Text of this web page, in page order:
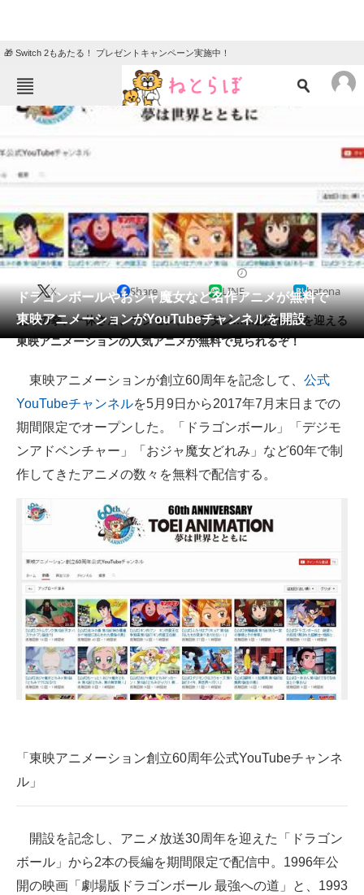
🎁 Switch 2もあたる！ プレゼントキャンペーン実施中！
ねとらぼメニュー
住まい 教育・育児
動物 リサーチ
会員記事
メディア
ITの今と未来を見通す
スマホと通信の最新トレンド
進化するPCとデバイスの未来
好きが集まる 比べて選べる
ビジネスと働き方のヒント
AI活用のいまが分かる
企業ITのトレンドを詳説
経営リーダーのコミュニティ
マーケ×ITの今がよく分かる
モノづくり技術者専門サイト
エレクトロニクス専門サイト
ドラゴンボールやおジャ魔女など名作アニメが無料で
東映アニメーションがYouTubeチャンネルを開設
X Share LINE hatena
北斗の拳、一休さん、デジモン、スラダン……創立60年を迎える
東映アニメーションの人気アニメが無料で見られるぞ！
東映アニメーションが創立60周年を記念して、 公式
YouTubeチャンネルを5月9日から2017年7月末日までの
期間限定でオープンした。「ドラゴンボール」「デジモ
ンアドベンチャー」「おジャ魔女どれみ」など60年で制
作してきたアニメの数々を無料で配信する。
「東映アニメーション創立60周年公式YouTubeチャンネ
ル」
開設を記念し、アニメ放送30周年を迎えた「ドラゴン
ボール」から2本の長編を期間限定で配信中。1996年公
開の映画「劇場版ドラゴンボール 最強への道」と、1993